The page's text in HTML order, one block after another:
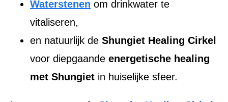
Waterstenen om drinkwater te
vitaliseren,
en natuurlijk de Shungiet Healing Cirkel
voor diepgaande energetische healing
met Shungiet in huiselijke sfeer.